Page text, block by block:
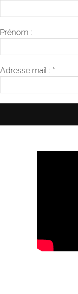
Prénom :
Adresse mail : *